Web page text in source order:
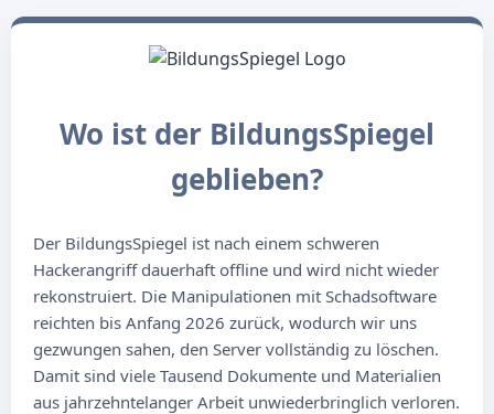
Wo ist der BildungsSpiegel
geblieben?
Der BildungsSpiegel ist nach einem schweren
Hackerangriff dauerhaft offline und wird nicht wieder
rekonstruiert. Die Manipulationen mit Schadsoftware
reichten bis Anfang 2026 zurück, wodurch wir uns
gezwungen sahen, den Server vollständig zu löschen.
Damit sind viele Tausend Dokumente und Materialien
aus jahrzehntelanger Arbeit unwiederbringlich verloren.